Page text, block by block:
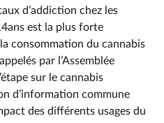
d’addiction chez les
est la plus forte
consommation du cannabis
par l’Assemblée
sur le cannabis
d’information commune
des différents usages du